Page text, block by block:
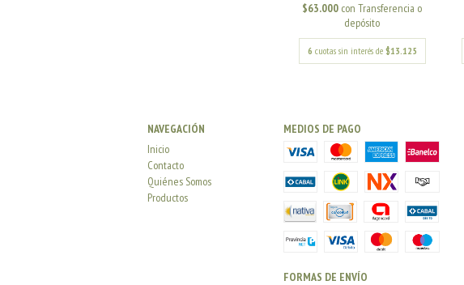
$63.000 con Transferencia o
depósito
6 cuotas sin interés de $13.125
NAVEGACIÓN
Inicio
Contacto
Quiénes Somos
Productos
MEDIOS DE PAGO
FORMAS DE ENVÍO